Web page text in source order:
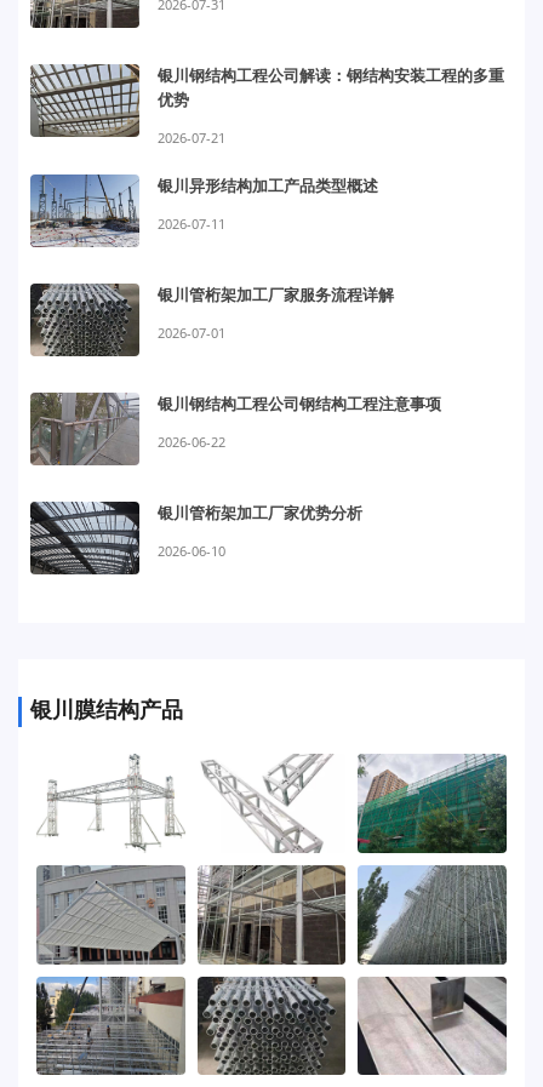
2026-07-31
银川钢结构工程公司解读：钢结构安装工程的多重
优势
2026-07-21
银川异形结构加工产品类型概述
2026-07-11
银川管桁架加工厂家服务流程详解
2026-07-01
银川钢结构工程公司钢结构工程注意事项
2026-06-22
银川管桁架加工厂家优势分析
2026-06-10
银川膜结构产品